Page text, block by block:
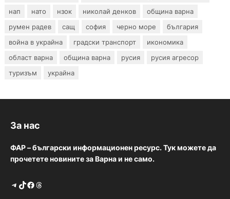
нап
нато нзок николай денков
община варна
румен радев
сащ софия черно море
българия
война в украйна
градски транспорт
икономика
област варна
община варна русия
русия агресор
туризъм
украйна
За нас
ФАР – български информационен ресурс. Тук можете да
прочетете новините за Варна и не само.
Telegram TikTok Facebook Threads